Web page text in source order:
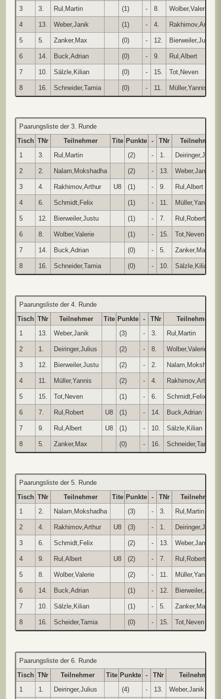
3 3. Rul,Martin (1) - 8. Wolber,Valerie
4 13. Weber,Janik (1) - 4. Rakhimov,Arthur
5 5. Zanker,Max (0) - 12. Bierweiler,Justu
6 14. Buck,Adrian (0) - 9. Rul,Albert
7 10. Sälzle,Kilian (0) - 15. Tot,Neven
8 16. Schneider,Tamia (0) - 11. Müller,Yannis
Paarungsliste der 3. Runde
Tisch TNr Teilnehmer Tite Punkte - TNr
Teilnehmer
1
3. Rul,Martin (2) - 1. Deiringer,Julius
2 2. Nalam,Mokshadha (2) - 13. Weber,Janik
3 4. Rakhimov,Arthur U8 (1) - 9. Rul,Albert
4 6. Schmidt,Felix (1) - 11. Müller,Yannis
5 12. Bierweiler,Justu (1) - 7. Rul,Robert
6 8. Wolber,Valerie (1) - 15. Tot,Neven
7 14. Buck,Adrian (0) - 5. Zanker,Max
8 16. Schneider,Tamia (0) - 10. Sälzle,Kilian
Paarungsliste der 4. Runde
Tisch TNr Teilnehmer Tite Punkte - TNr
Teilnehmer
1
13. Weber,Janik (3) - 3. Rul,Martin
2 1. Deiringer,Julius (2) - 8. Wolber,Valerie
3 12. Bierweiler,Justu (2) - 2. Nalam,Mokshadha
4 11. Müller,Yannis (2) - 4. Rakhimov,Arthur
5 15. Tot,Neven (1) - 6. Schmidt,Felix
6 7. Rul,Robert U8 (1) - 14. Buck,Adrian
7 9. Rul,Albert U8 (1) - 10. Sälzle,Kilian
8 5. Zanker,Max (0) - 16. Schneider,Tamia
Paarungsliste der 5. Runde
Tisch TNr Teilnehmer Tite Punkte - TNr
Teilnehmer
1
2. Nalam,Mokshadha (3) - 3. Rul,Martin
2 4. Rakhimov,Arthur U8 (3) - 1. Deiringer,Julius
3 6. Schmidt,Felix (2) - 13. Weber,Janik
4 9. Rul,Albert U8 (2) - 7. Rul,Robert
5 8. Wolber,Valerie (2) - 11. Müller,Yannis
6 14. Buck,Adrian (1) - 12. Bierweiler,Justu
7 10. Sälzle,Kilian (1) - 5. Zanker,Max
8 16. Scheider,Tamia (0) - 15. Tot,Neven
Paarungsliste der 6. Runde
Tisch TNr Teilnehmer Tite Punkte - TNr
Teilnehmer
1
1. Deiringer,Julius (4) - 13. Weber,Janik